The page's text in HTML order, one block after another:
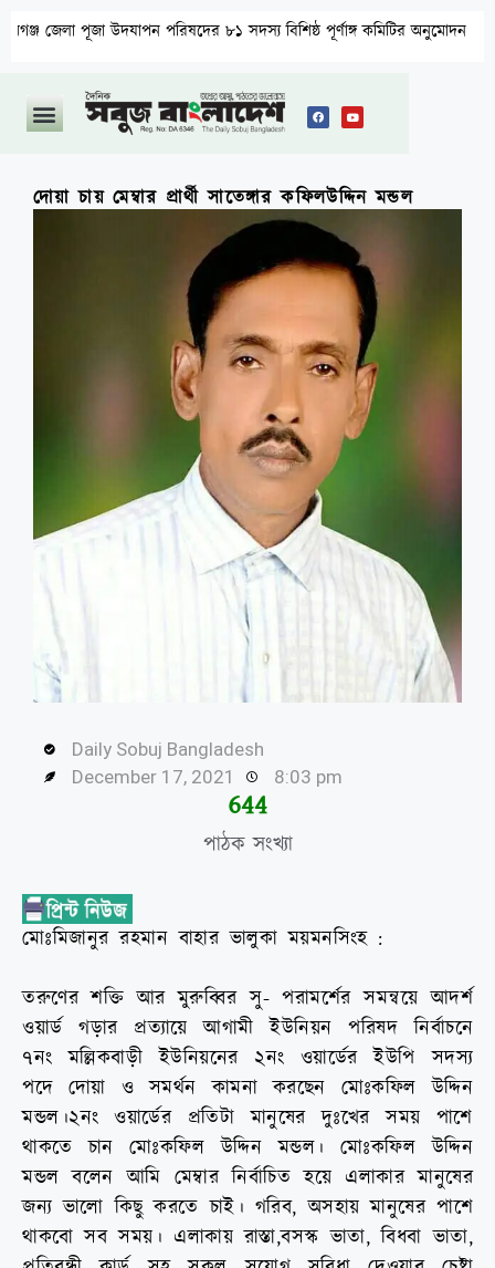
পূজা উদযাপন পরিষদের ৮১ সদস্য বিশিষ্ঠ পূর্ণাঙ্গ কমিটির অনুমোদন
দোয়া চায় মেম্বার প্রার্থী সাতেঙ্গার কফিলউদ্দিন মন্ডল
Daily Sobuj Bangladesh
December 17, 2021
8:03 pm
পাঠক সংখ্যা
645
মোঃমিজানুর রহমান বাহার ভালুকা ময়মনসিংহ :
তরুণের শক্তি আর মুরুব্বির সু- পরামর্শের সমন্বয়ে আদর্শ
ওয়ার্ড গড়ার প্রত্যায়ে আগামী ইউনিয়ন পরিষদ নির্বাচনে
৭নং মল্লিকবাড়ী ইউনিয়নের ২নং ওয়ার্ডের ইউপি সদস্য
পদে দোয়া ও সমর্থন কামনা করছেন মোঃকফিল উদ্দিন
মন্ডল।২নং ওয়ার্ডের প্রতিটা মানুষের দুঃখের সময় পাশে
থাকতে চান মোঃকফিল উদ্দিন মন্ডল। মোঃকফিল উদ্দিন
মন্ডল বলেন আমি মেম্বার নির্বাচিত হয়ে এলাকার মানুষের
জন্য ভালো কিছু করতে চাই। গরিব, অসহায় মানুষের পাশে
থাকবো সব সময়। এলাকায় রাস্তা,বসস্ক ভাতা, বিধবা ভাতা,